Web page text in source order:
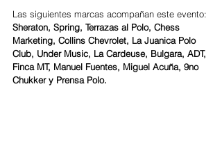
Las siguientes marcas acompañan este evento:
Sheraton, Spring, Terrazas al Polo, Chess
Marketing, Collins Chevrolet, La Juanica Polo
Club, Under Music, La Cardeuse, Bulgara, ADT,
Finca MT, Manuel Fuentes, Miguel Acuña, 9no
Chukker y Prensa Polo.